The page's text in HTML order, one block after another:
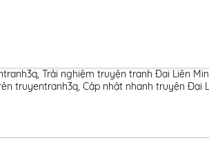
, Trải nghiệm truyện tranh Đại Liên
truyentranh3q, Cập nhật nhanh truyện Đại